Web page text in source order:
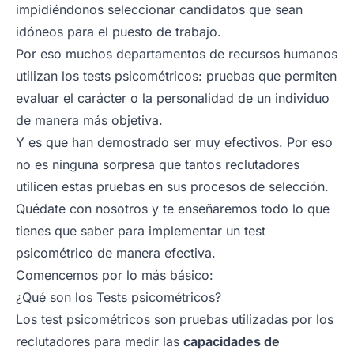
impidiéndonos seleccionar candidatos que sean
idóneos para el puesto de trabajo.
Por eso muchos departamentos de recursos humanos
utilizan los tests psicométricos: pruebas que permiten
evaluar el carácter o la personalidad de un individuo
de manera más objetiva.
Y es que han demostrado ser muy efectivos. Por eso
no es ninguna sorpresa que tantos reclutadores
utilicen estas pruebas en sus procesos de selección.
Quédate con nosotros y te enseñaremos todo lo que
tienes que saber para implementar un test
psicométrico de manera efectiva.
Comencemos por lo más básico:
¿Qué son los Tests psicométricos?
Los test psicométricos son pruebas utilizadas por los
reclutadores para medir las capacidades de